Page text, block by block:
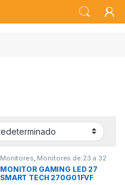
Monitores, Monitores de 23 a 32
pulgadas,Periféricos
MONITOR GAMING LED 27
SMART TECH 270G01FVF